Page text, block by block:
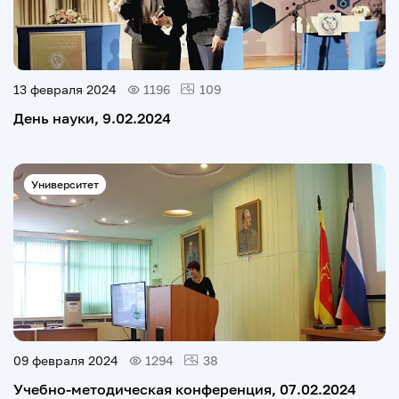
13 февраля 2024 1196 109
День науки, 9.02.2024
Университет
09 февраля 2024 1294 38
Учебно-методическая конференция, 07.02.2024